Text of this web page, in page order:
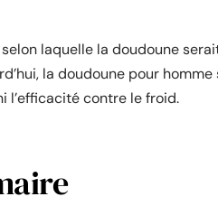
selon laquelle la doudoune
la doudoune pour
l’efficacité contre le froid.